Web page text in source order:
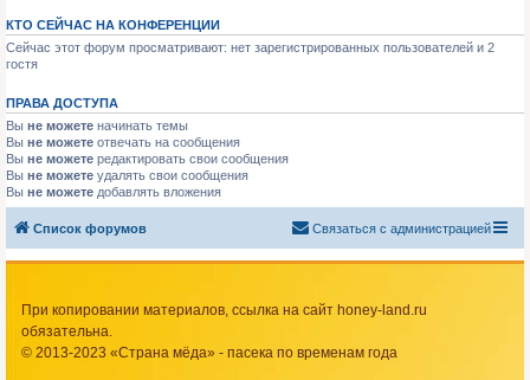
КТО СЕЙЧАС НА КОНФЕРЕНЦИИ
Сейчас этот форум просматривают: нет зарегистрированных пользователей и 2
гостя
ПРАВА ДОСТУПА
Вы не можете начинать темы
Вы не можете отвечать на сообщения
Вы не можете редактировать свои сообщения
Вы не можете удалять свои сообщения
Вы не можете добавлять вложения
Список форумов Связаться с администрацией
При копировании материалов, ссылка на сайт honey-land.ru
обязательна.
© 2013-2023 «Страна мёда» - пасека по временам года